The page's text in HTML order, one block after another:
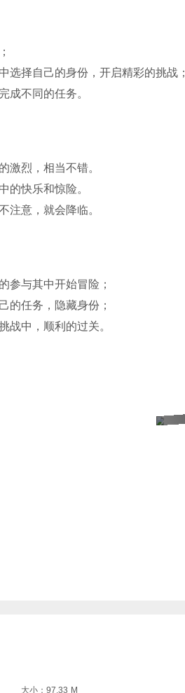
选择自己的身份，开启精彩的挑战；
成不同的任务。
激烈，相当不错。
的快乐和惊险。
注意，就会降临。
参与其中开始冒险；
的任务，隐藏身份；
战中，顺利的过关。
大小：97.33 M